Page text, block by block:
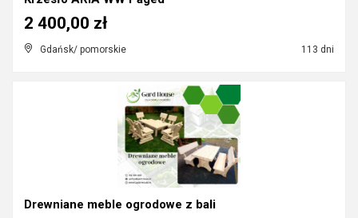
Gdańsk/ pomorskie 113 dni
2 400,00 zł
Drewniane meble ogrodowe z bali